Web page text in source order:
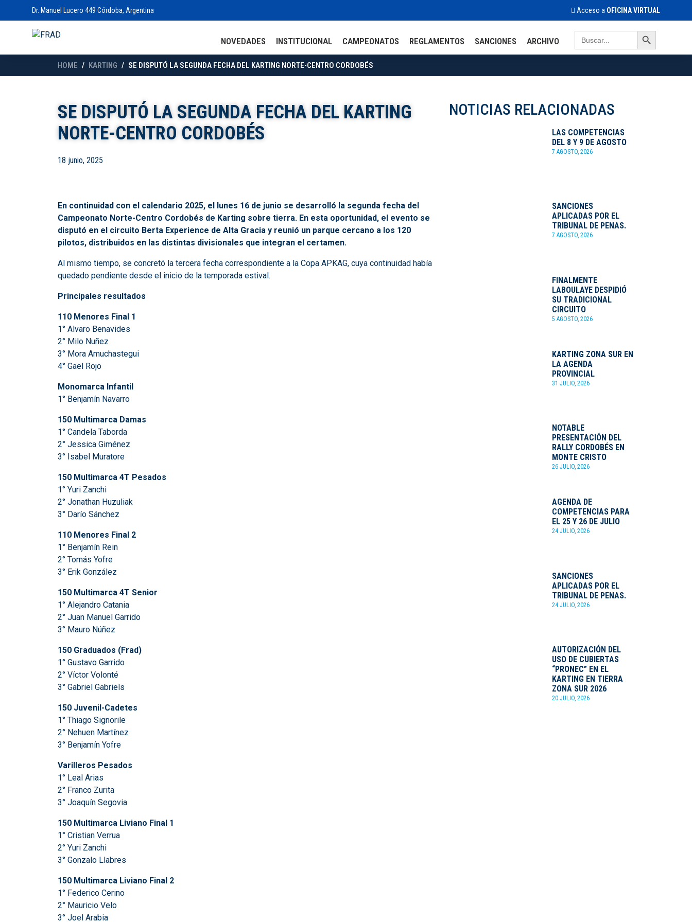
Dr. Manuel Lucero 449 Córdoba, Argentina Acceso a OFICINA VIRTUAL
NOVEDADES INSTITUCIONAL CAMPEONATOS REGLAMENTOS SANCIONES ARCHIVO
Search
for:
Search Button
HOME KARTING SE DISPUTÓ LA SEGUNDA FECHA DEL KARTING NORTE-CENTRO CORDOBÉS
SE DISPUTÓ LA SEGUNDA FECHA DEL KARTING
NORTE-CENTRO CORDOBÉS
18 junio, 2025
En continuidad con el calendario 2025, el lunes 16 de junio se desarrolló la segunda fecha del
Campeonato Norte-Centro Cordobés de Karting sobre tierra. En esta oportunidad, el evento se
disputó en el circuito Berta Experience de Alta Gracia y reunió un parque cercano a los 120
pilotos, distribuidos en las distintas divisionales que integran el certamen.
Al mismo tiempo, se concretó la tercera fecha correspondiente a la Copa APKAG, cuya continuidad había
quedado pendiente desde el inicio de la temporada estival.
Principales resultados
110 Menores Final 1
1° Alvaro Benavides
2° Milo Nuñez
3° Mora Amuchastegui
4° Gael Rojo
Monomarca Infantil
1° Benjamín Navarro
150 Multimarca Damas
1° Candela Taborda
2° Jessica Giménez
3° Isabel Muratore
150 Multimarca 4T Pesados
1° Yuri Zanchi
2° Jonathan Huzuliak
3° Darío Sánchez
110 Menores Final 2
1° Benjamín Rein
2° Tomás Yofre
3° Erik González
150 Multimarca 4T Senior
1° Alejandro Catania
2° Juan Manuel Garrido
3° Mauro Núñez
150 Graduados (Frad)
1° Gustavo Garrido
2° Víctor Volonté
3° Gabriel Gabriels
150 Juvenil-Cadetes
1° Thiago Signorile
2° Nehuen Martínez
3° Benjamín Yofre
Varilleros Pesados
1° Leal Arias
2° Franco Zurita
3° Joaquín Segovia
150 Multimarca Liviano Final 1
1° Cristian Verrua
2° Yuri Zanchi
3° Gonzalo Llabres
150 Multimarca Liviano Final 2
1° Federico Cerino
2° Mauricio Velo
3° Joel Arabia
NOTICIAS RELACIONADAS
LAS COMPETENCIAS
DEL 8 Y 9 DE AGOSTO
7 AGOSTO, 2026
SANCIONES
APLICADAS POR EL
TRIBUNAL DE PENAS.
7 AGOSTO, 2026
FINALMENTE
LABOULAYE DESPIDIÓ
SU TRADICIONAL
CIRCUITO
5 AGOSTO, 2026
KARTING ZONA SUR EN
LA AGENDA
PROVINCIAL
31 JULIO, 2026
NOTABLE
PRESENTACIÓN DEL
RALLY CORDOBÉS EN
MONTE CRISTO
26 JULIO, 2026
AGENDA DE
COMPETENCIAS PARA
EL 25 Y 26 DE JULIO
24 JULIO, 2026
SANCIONES
APLICADAS POR EL
TRIBUNAL DE PENAS.
24 JULIO, 2026
AUTORIZACIÓN DEL
USO DE CUBIERTAS
“PRONEC” EN EL
KARTING EN TIERRA
ZONA SUR 2026
20 JULIO, 2026